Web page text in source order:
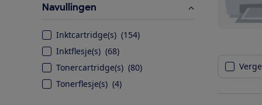
Navullingen
Inktcartridge(s) (154)
Inktflesje(s) (68)
Tonercartridge(s) (80)
Tonerflesje(s) (4)